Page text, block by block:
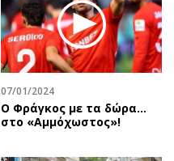
07/01/2024
Ο Φράγκος με τα δώρα…
στο «Αμμόχωστος»!